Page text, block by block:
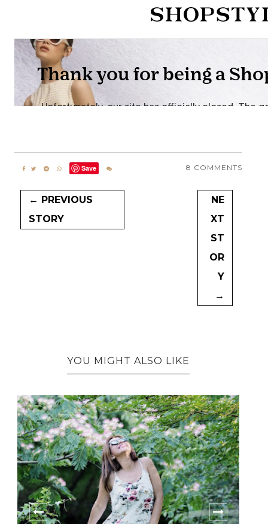
8 COMMENTS
Save
← PREVIOUS
STORY
NE
XT
ST
OR
Y
→
YOU MIGHT ALSO LIKE